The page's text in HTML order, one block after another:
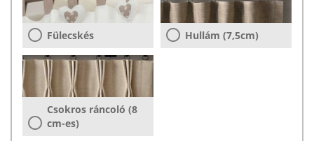
Fülecskés Hullám (7,5cm)
Csokros ráncoló (8
cm-es)